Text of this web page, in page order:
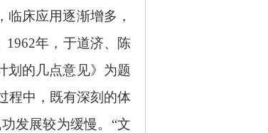
床应用逐渐增多，
年，于道济、陈
划的几点意见》为题
程中，既有深刻的体
发展较为缓慢。“文